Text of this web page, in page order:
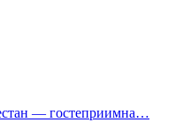
— гостеприимна…